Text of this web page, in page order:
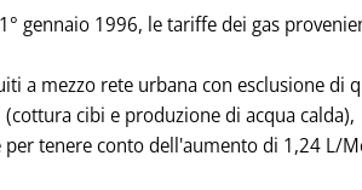
gennaio 1996, le tariffe dei gas
a mezzo rete urbana con esclusione di
cibi e produzione di acqua calda),
tenere conto dell'aumento di 1,24 L/